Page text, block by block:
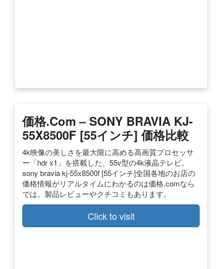
価格.com – SONY BRAVIA KJ-
55X8500F [55インチ] 価格比較
4k映像の美しさを最大限に高める高画質プロセッサ
ー「hdr x1」を搭載した、55v型の4k液晶テレビ。
sony bravia kj-55x8500f [55インチ]全国各地のお店の
価格情報がリアルタイムにわかるのは価格.comなら
では。製品レビューやクチコミもあります。
Click to visit